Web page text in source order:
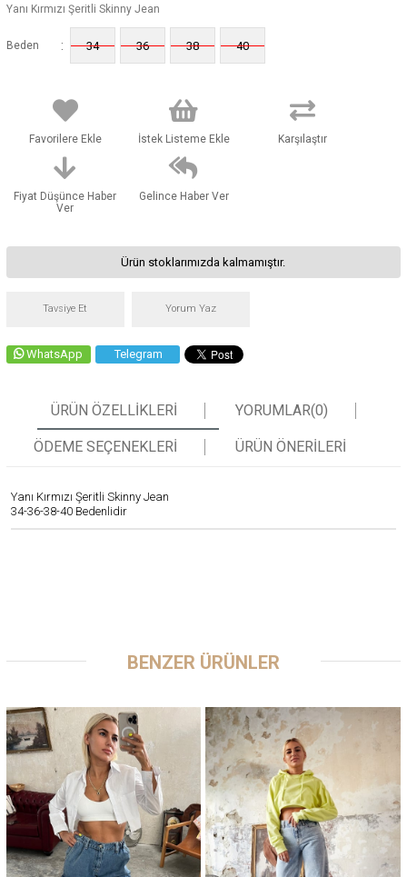
Yanı Kırmızı Şeritli Skinny Jean
Beden : 34 36 38 40
Favorilere Ekle İstek Listeme Ekle Karşılaştır
Fiyat Düşünce Haber
Ver
Gelince Haber Ver
Ürün stoklarımızda kalmamıştır.
Tavsiye Et Yorum Yaz
WhatsApp Telegram
ÜRÜN ÖZELLIKLERI YORUMLAR(0)
ÖDEME SEÇENEKLERI ÜRÜN ÖNERILERI
Yanı Kırmızı Şeritli Skinny Jean
34-36-38-40 Bedenlidir
BENZER ÜRÜNLER